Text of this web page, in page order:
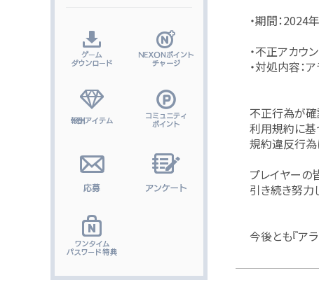
・期間：
・不正アカウ
・対処内容：
不正行為が確
利用規約に基
規約違反行為
プレイヤーの
引き続き努力
今後とも『ア